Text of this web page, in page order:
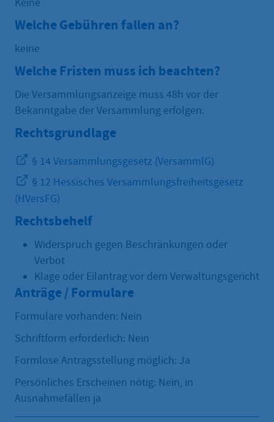
Welche Gebühren fallen an?
keine
Welche Fristen muss ich beachten?
Die Versammlungsanzeige muss 48h vor der
Bekanntgabe der Versammlung erfolgen.
Rechtsgrundlage
§ 14 Versammlungsgesetz (VersammlG)
§ 12 Hessisches Versammlungsfreiheitsgesetz
(HVersFG)
Rechtsbehelf
Widerspruch gegen Beschränkungen oder
Verbot
Klage oder Eilantrag vor dem Verwaltungsgericht
Anträge / Formulare
Formulare vorhanden: Nein
Schriftform erforderlich: Nein
Formlose Antragsstellung möglich: Ja
Persönliches Erscheinen nötig: Nein, in
Ausnahmefällen ja